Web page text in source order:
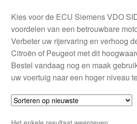
Wereldwijde verzending
Winkelwagen
Kies voor de ECU Siemens VDO
voordelen van een betrouwbare
Verbeter uw rijervaring en verhoog
Citroën of Peugeot met dit
Bestel vandaag nog en maak
uw voertuig naar een hoger niveau